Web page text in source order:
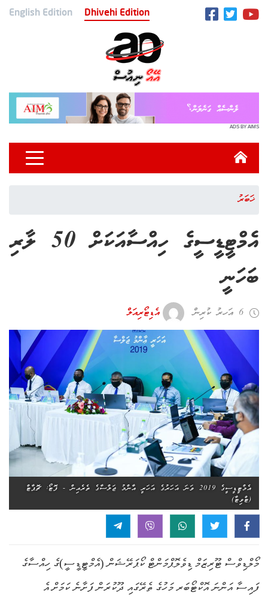
English Edition Dhivehi Edition
ADS BY AIMS
ޚަބަރު
އެމްޓީޑީސީގެ ހިއްސާއަކަށް 50 ލާރި
ބަހަނީ
6 އަހރު ކުރިން އެޑިޓޯރިއަލް
އެމްޓީޑީސީގެ 2019 ވަނަ އަހަރުގެ އަހަރީ އާންމު ޖަލްސާގެ ތެރެއިން - ފޮޓޯ: ޗޮޕާޓް
(ޓްވިޓާ)
މޯލްޑިވްސް ޓޫރިޒަމް ޑިވެލޮޕްމަންޓް ކޯޕަރޭޝަން (އެމްޓީޑީސީ)ގެ ހިއްސާގެ
ފައިސާ އަންނަ އޮކްޓޯބަރ މަހުގެ ތެރޭގައި ދޫކުރަން ފަށާނެ ކަމަށް އެ